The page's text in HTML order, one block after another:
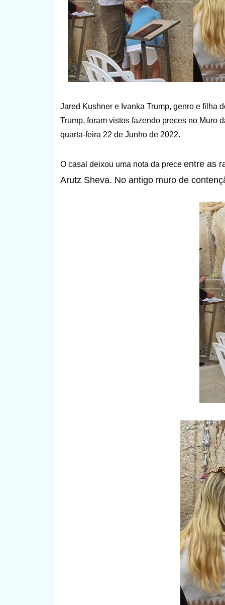
Jared Kushner e Ivanka Trump, genro e filha
Trump, foram vistos fazendo preces no Muro
quarta-feira 22 de Junho de 2022.
O casal deixou uma nota da prece entre as
Arutz Sheva. No antigo muro de